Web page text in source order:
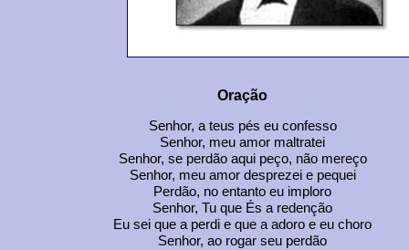
Oração
Senhor, a teus pés eu confesso
Senhor, meu amor maltratei
Senhor, se perdão aqui peço, não mereço
Senhor, meu amor desprezei e pequei
Perdão, no entanto eu imploro
Senhor, Tu que És a redenção
Eu sei que a perdi e que a adoro e eu choro
Senhor, ao rogar seu perdão